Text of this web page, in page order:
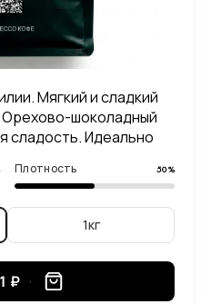
Мягкий и сладкий
Орехово-шоколадный
сладость. Идеально
Плотность 50%
1кг
₽